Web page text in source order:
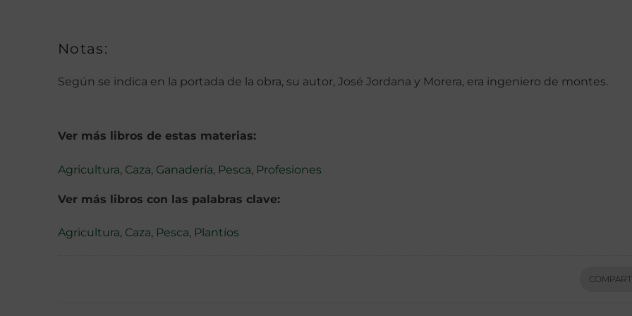
Notas:
Según se indica en la portada de la obra, su autor, José Jordana y Morera, era ingeniero de montes.
Ver más libros de estas materias:
Agricultura, Caza, Ganadería, Pesca, Profesiones
Ver más libros con las palabras clave:
Agricultura, Caza, Pesca, Plantíos